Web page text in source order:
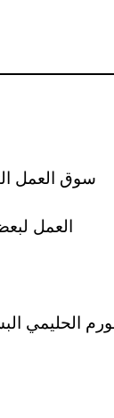
سوق العمل
العمل
الحليمي